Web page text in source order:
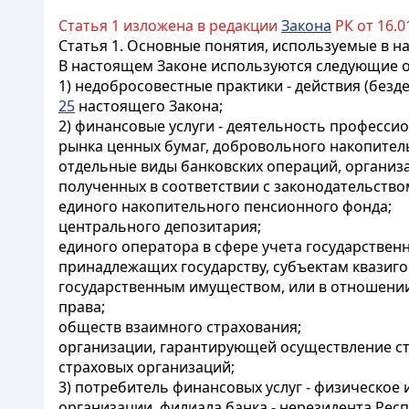
Статья 1 изложена в редакции Закона РК от
Статья 1. Основные понятия, используемые в
В настоящем Законе используются следующие
1) недобросовестные практики - действия
25 настоящего Закона;
2)финансовые услуги - деятельность
рынка ценных бумаг, добровольного
отдельные виды банковских операций,
полученных в соответствии с
единого накопительного пенсионного фонда;
центрального депозитария;
единого оператора в сфере учета
принадлежащих государству, субъектам
государственным имуществом, или в
права;
обществ взаимного страхования;
организации, гарантирующей осуществление
страховых организаций;
3) потребитель финансовых услуг -